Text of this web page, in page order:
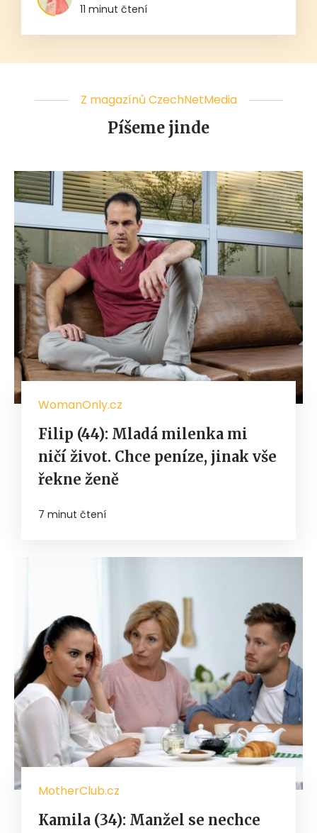
11 minut čtení
Z magazínů CzechNetMedia
Píšeme jinde
WomanOnly.cz
Filip (44): Mladá milenka mi
ničí život. Chce peníze, jinak vše
řekne ženě
7 minut čtení
MotherClub.cz
Kamila (34): Manžel se nechce